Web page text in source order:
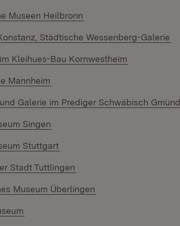
Museen Heilbronn
Städtische Wessenberg-Galerie
Kleihues-Bau Kornwestheim
Mannheim
Galerie im Prediger Schwäbisch Gmünd
Singen
Stuttgart
Stadt Tuttlingen
Museum Überlingen